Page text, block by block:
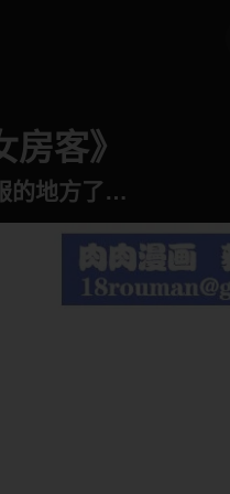
房客》
的地方了…